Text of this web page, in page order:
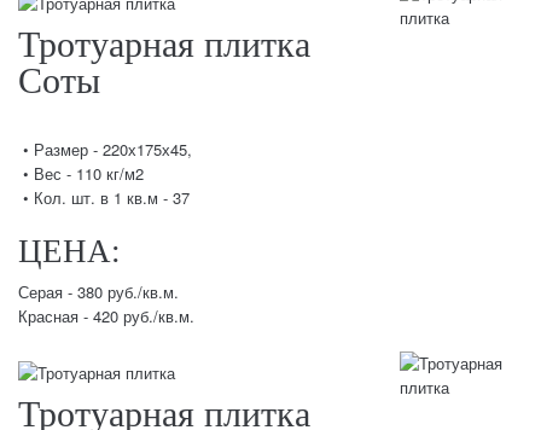
Тротуарная плитка
Соты
• Размер - 220х175х45,
• Вес - 110 кг/м2
• Кол. шт. в 1 кв.м - 37
ЦЕНА:
Серая - 380 руб./кв.м.
Красная - 420 руб./кв.м.
Тротуарная плитка